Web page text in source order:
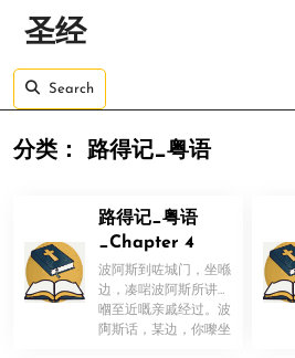
圣经
Search
分类： 路得记_粤语
路得记_粤语
_Chapter 4
波阿斯到咗城门，坐喺
边，凑啱波阿斯所讲嘅
嗰至近嘅亲戚经过。波
阿斯话，某边，你嚟坐
！